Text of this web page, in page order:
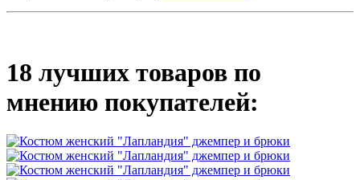
18 лучших товаров по
мнению покупателей: